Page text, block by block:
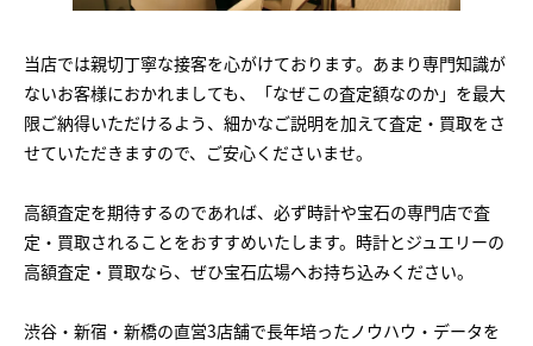
当店では親切丁寧な接客を心がけております。あまり専門知識が
ないお客様におかれましても、「なぜこの査定額なのか」を最大
限ご納得いただけるよう、細かなご説明を加えて査定・買取をさ
せていただきますので、ご安心くださいませ。
高額査定を期待するのであれば、必ず時計や宝石の専門店で査
定・買取されることをおすすめいたします。時計とジュエリーの
高額査定・買取なら、ぜひ宝石広場へお持ち込みください。
渋谷・新宿・新橋の直営3店舗で長年培ったノウハウ・データを